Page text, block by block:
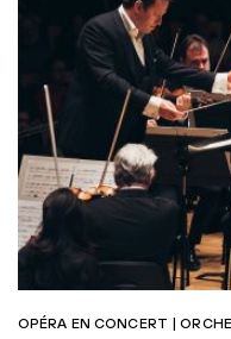
OPÉRA EN CONCERT |